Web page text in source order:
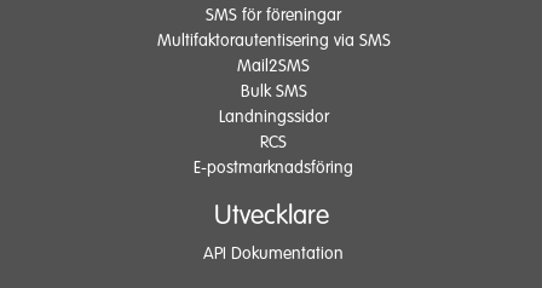
SMS för föreningar
Multifaktorautentisering via SMS
Mail2SMS
Bulk SMS
Landningssidor
RCS
E-postmarknadsföring
Utvecklare
API Dokumentation